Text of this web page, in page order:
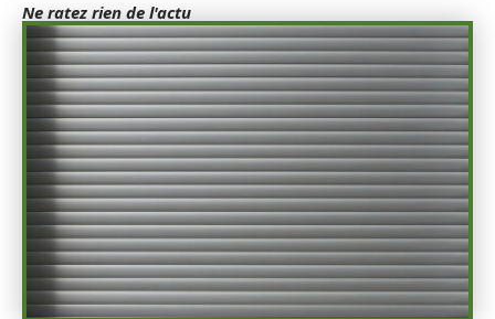
Ne ratez rien de l'actu